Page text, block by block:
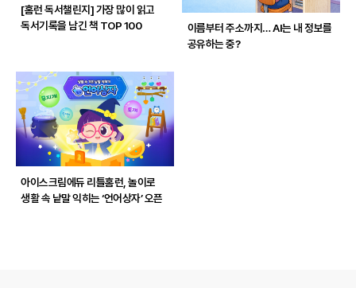
[홈런 독서챌린지]가장 많이 읽고
독서기록을 남긴 책 TOP 100
이름부터 주소까지… AI는 내 정보를
공유하는 중?
아이스크림에듀 리틀홈런, 놀이로
생활 속 낱말 익히는 ‘언어상자’ 오픈